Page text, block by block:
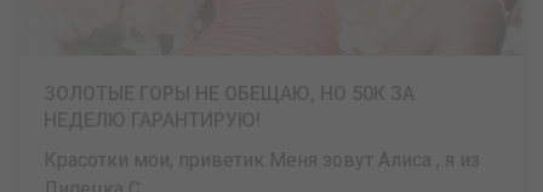
Красотки мои, приветик Меня зовут Алиса , я из